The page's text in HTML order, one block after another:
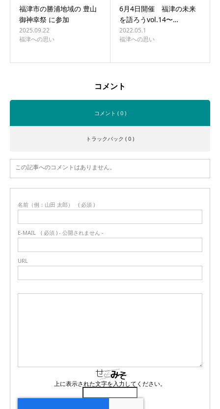
福津市の勝浦地域の 豊山
御神幸祭 に参加
2025.09.22
福津への思い
6月4日開催 福津の未来
を語ろうvol.14〜…
2022.05.1
福津への思い
コメント
コメント ( 0 )
トラックバック ( 0 )
この記事へのコメントはありません。
名前（例：山田 太郎） ( 必須 )
E-MAIL ( 必須 ) - 公開されません -
URL
上に表示された文字を入力してください。